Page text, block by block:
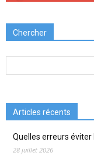
Chercher
Articles récents
Quelles erreurs éviter
28 juillet 2026